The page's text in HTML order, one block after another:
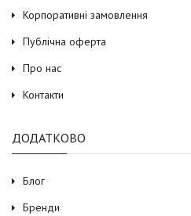
Корпоративні замовлення
Публічна оферта
Про нас
Контакти
ДОДАТКОВО
Блог
Бренди